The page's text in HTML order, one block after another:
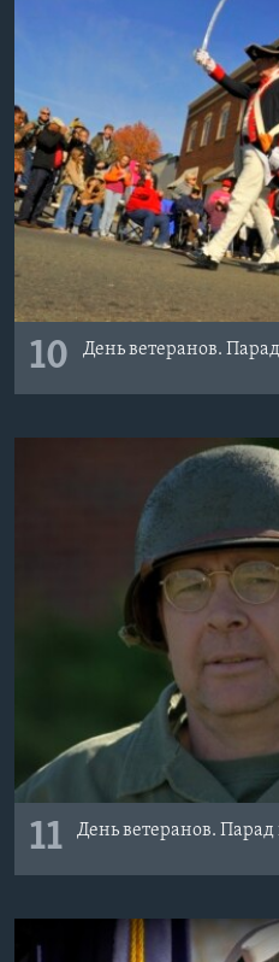
10 День ветеранов.
11 День ветеранов. Парад